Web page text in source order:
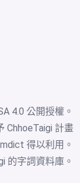
4.0 公開授權。
ChhoeTaigi 計畫
得以利用。
的字詞資料庫。